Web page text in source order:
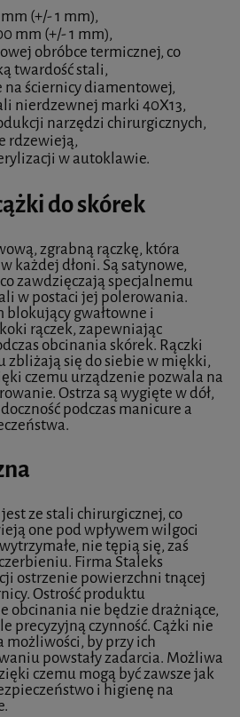
(+/- 1 mm),
mm (+/- 1 mm),
obróbce termicznej, co
twardość stali,
na ściernicy diamentowej,
nierdzewnej marki 40X13,
narzędzi chirurgicznych,
rdzewieją,
w autoklawie.
do skórek
zgrabną rączkę, która
każdej dłoni. Są satynowe,
zawdzięczają specjalnemu
w postaci jej polerowania.
blokujący gwałtowne i
rączek, zapewniając
obcinania skórek. Rączki
zbliżają się do siebie w miękki,
czemu urządzenie pozwala na
Ostrza są wygięte w dół,
podczas manicure a
ze stali chirurgicznej, co
one pod wpływem wilgoci
nie tępią się, zaś
Firma Staleks
ostrzenie powierzchni tnącej
Ostrość produktu
obcinania nie będzie drażniące,
precyzyjną czynność. Cążki nie
możliwości, by przy ich
powstały zadarcia. Możliwa
czemu mogą być zawsze jak
i higienę na